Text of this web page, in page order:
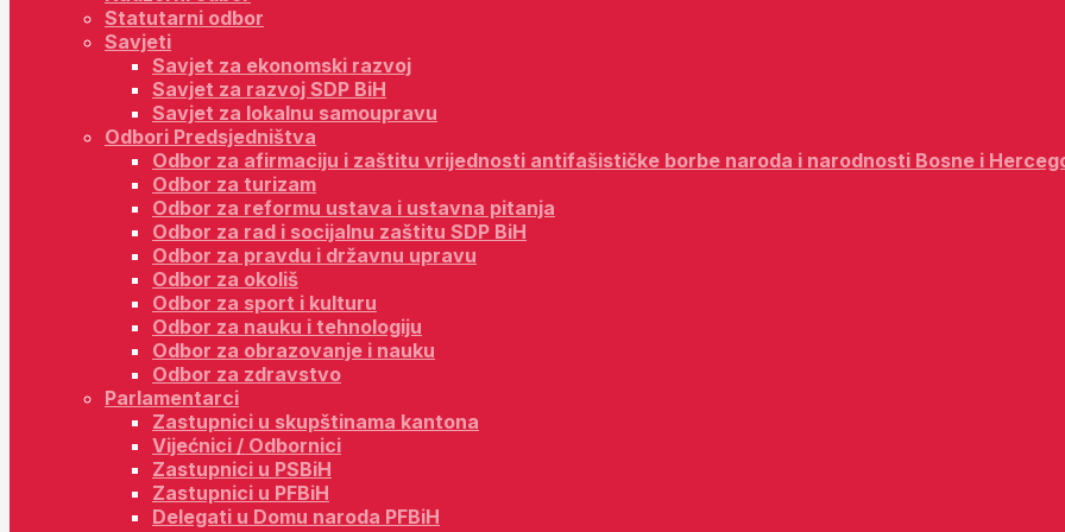
Statutarni odbor
Savjeti
Savjet za ekonomski razvoj
Savjet za razvoj SDP BiH
Savjet za lokalnu samoupravu
Odbori Predsjedništva
Odbor za afirmaciju i zaštitu vrijednosti antifašističke borbe naroda i narodnosti Bosne i
Odbor za turizam
Odbor za reformu ustava i ustavna pitanja
Odbor za rad i socijalnu zaštitu SDP BiH
Odbor za pravdu i državnu upravu
Odbor za okoliš
Odbor za sport i kulturu
Odbor za nauku i tehnologiju
Odbor za obrazovanje i nauku
Odbor za zdravstvo
Parlamentarci
Zastupnici u skupštinama kantona
Vijećnici / Odbornici
Zastupnici u PSBiH
Zastupnici u PFBiH
Delegati u Domu naroda PFBiH